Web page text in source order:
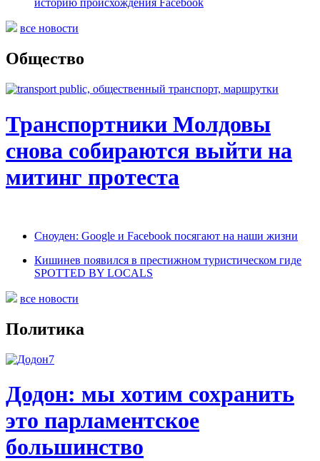
историю происхождения Facebook
все новости
Общество
Транспортники Молдовы
снова собираются выйти на
митинг протеста
Сноуден: Google и Facebook посягают на наши жизни
Кишинев появился в престижном туристическом гиде
SPOTTED BY LOCALS
все новости
Политика
Додон: мы хотим сохранить
это парламентское
большинство